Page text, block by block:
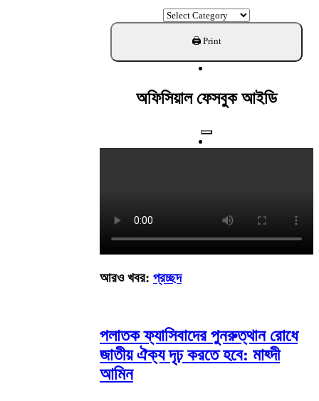
ক্যাটাগরি
খুঁজুন
অফিসিয়াল ফেসবুক আইডি
আরও খবর: প্রচ্ছদ
পলাতক ফ্যাসিবাদের পুনরুত্থান রোধে
জাতীয় ঐক্য দৃঢ় করতে হবে: মাহ্দী
আমিন